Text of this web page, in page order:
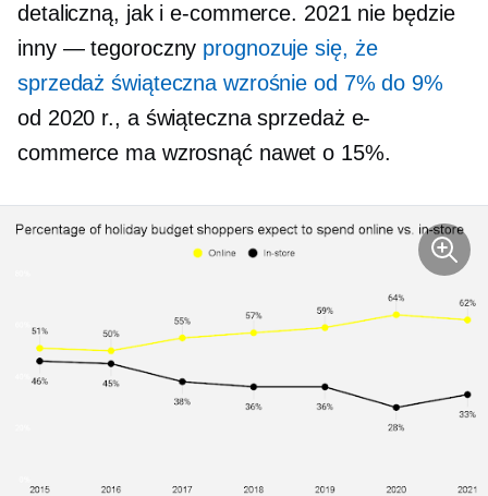
detaliczną, jak i e-commerce. 2021 nie będzie
inny — tegoroczny prognozuje się, że
sprzedaż świąteczna wzrośnie od 7% do 9%
od 2020 r., a świąteczna sprzedaż e-
commerce ma wzrosnąć nawet o 15%.